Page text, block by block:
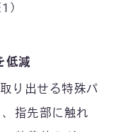
）
低減
り出せる特殊パ
指先部に触れ